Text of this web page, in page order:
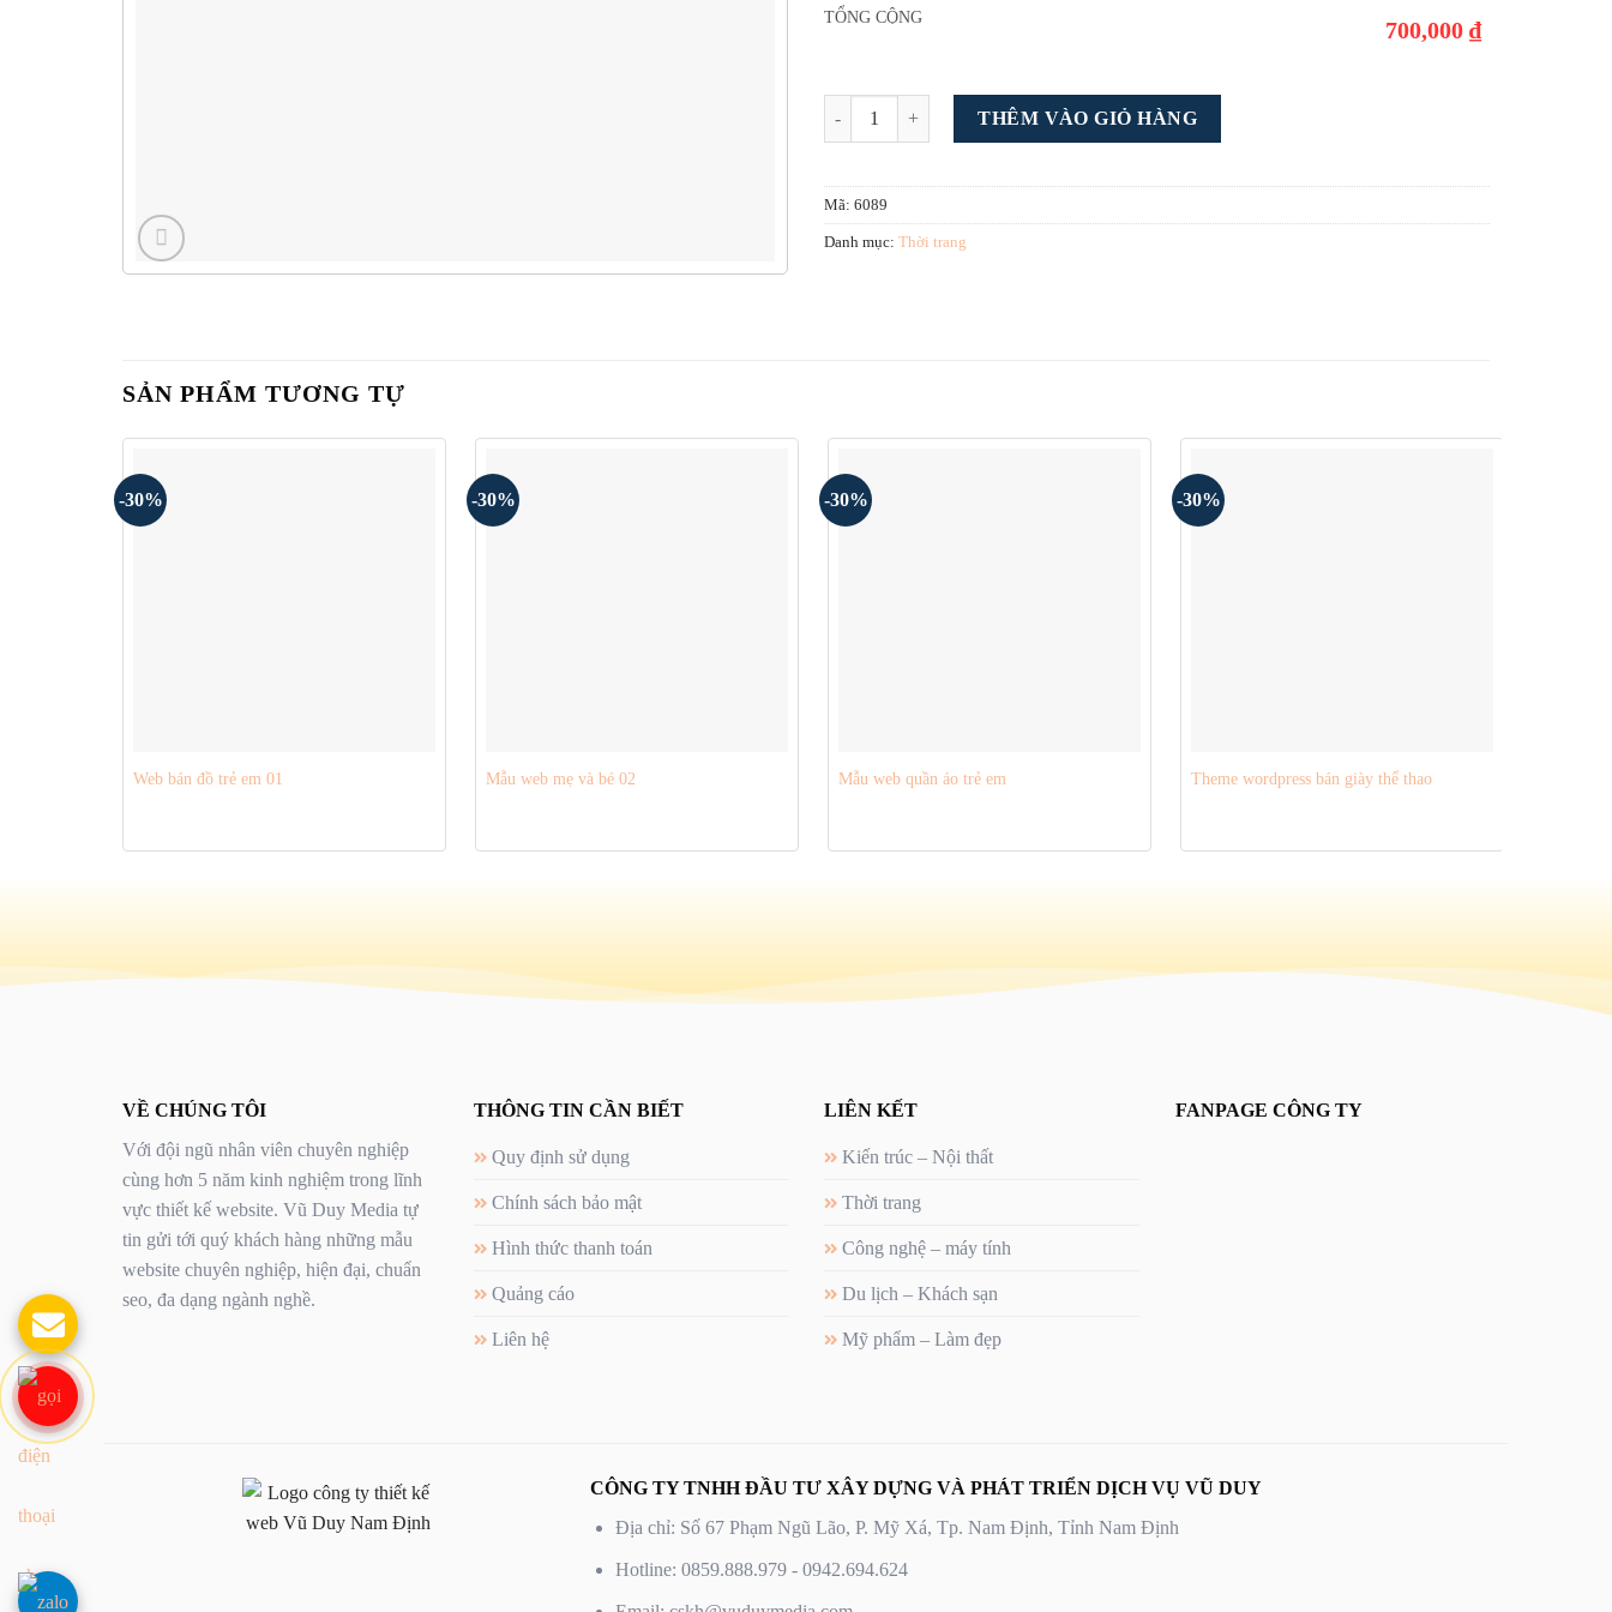
TỔNG CỘNG 700,000 ₫
THÊM VÀO GIỎ HÀNG
Mã: 6089
Danh mục: Thời trang
SẢN PHẨM TƯƠNG TỰ
-30%
Web bán đồ trẻ em 01
-30%
Mẫu web mẹ và bé 02
-30%
Mẫu web quần áo trẻ em
-30%
Theme wordpress bán giày thể thao
VỀ CHÚNG TÔI
Với đội ngũ nhân viên chuyên nghiệp
cùng hơn 5 năm kinh nghiệm trong lĩnh
vực thiết kế website. Vũ Duy Media tự
tin gửi tới quý khách hàng những mẫu
website chuyên nghiệp, hiện đại, chuẩn
seo, đa dạng ngành nghề.
THÔNG TIN CẦN BIẾT
Quy định sử dụng
Chính sách bảo mật
Hình thức thanh toán
Quảng cáo
Liên hệ
LIÊN KẾT
Kiến trúc – Nội thất
Thời trang
Công nghệ – máy tính
Du lịch – Khách sạn
Mỹ phẩm – Làm đẹp
FANPAGE CÔNG TY
CÔNG TY TNHH ĐẦU TƯ XÂY DỰNG VÀ PHÁT TRIỂN DỊCH VỤ VŨ DUY
Địa chỉ: Số 67 Phạm Ngũ Lão, P. Mỹ Xá, Tp. Nam Định, Tỉnh Nam Định
Hotline: 0859.888.979 - 0942.694.624